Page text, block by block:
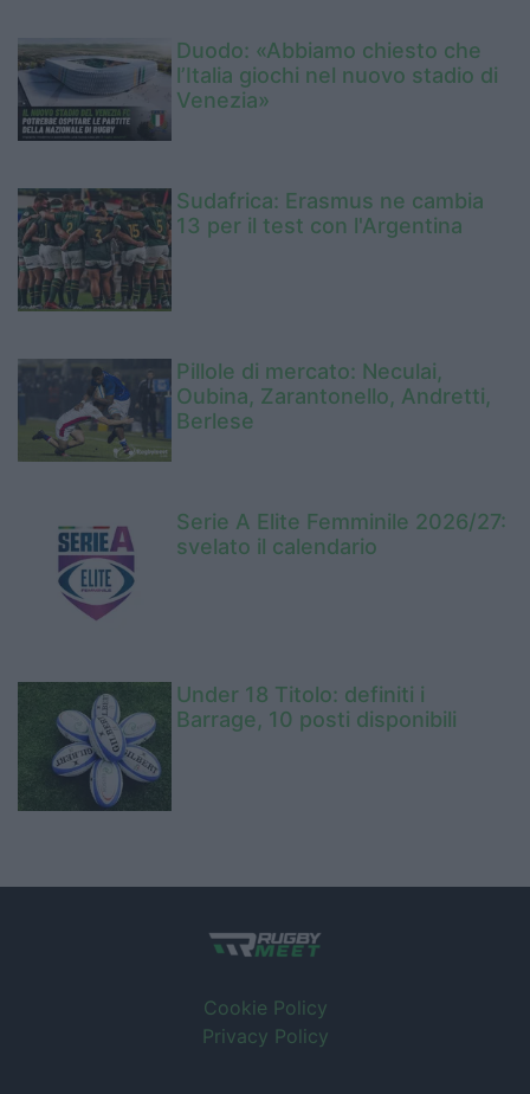
Duodo: «Abbiamo chiesto che
l’Italia giochi nel nuovo stadio di
Venezia»
Sudafrica: Erasmus ne cambia
13 per il test con l'Argentina
Pillole di mercato: Neculai,
Oubina, Zarantonello, Andretti,
Berlese
Serie A Elite Femminile 2026/27:
svelato il calendario
Under 18 Titolo: definiti i
Barrage, 10 posti disponibili
Cookie Policy
Privacy Policy